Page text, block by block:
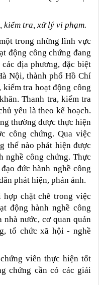
kiểm tra, xử lý vi phạm.
trong những lĩnh vực
động công chứng đang
địa phương, đặc biệt
Nội, thành phố Hồ Chí
tra hoạt động công
Thanh tra, kiểm tra
yếu là theo kế hoạch.
thường được thực hiện
công chứng. Qua việc
thể nào phát hiện được
nghề công chứng. Thực
đức hành nghề công
phát hiện, phản ánh.
hợp chặt chẽ trong việc
động hành nghề công
nhà nước, cơ quan quản
tổ chức xã hội - nghề
viên thực hiện tốt
chứng cần có các giải